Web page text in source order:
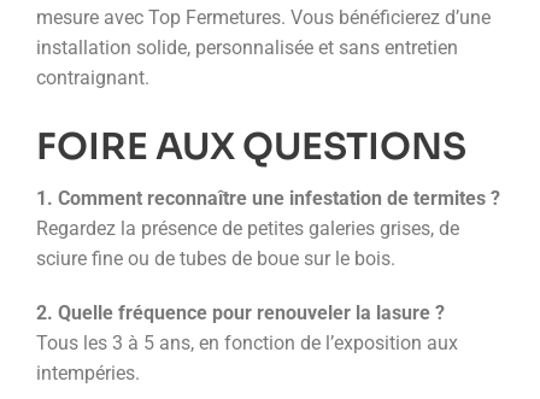
mesure avec Top Fermetures. Vous bénéficierez d’une
installation solide, personnalisée et sans entretien
contraignant.
FOIRE AUX QUESTIONS
1. Comment reconnaître une infestation de termites ?
Regardez la présence de petites galeries grises, de
sciure fine ou de tubes de boue sur le bois.
2. Quelle fréquence pour renouveler la lasure ?
Tous les 3 à 5 ans, en fonction de l’exposition aux
intempéries.